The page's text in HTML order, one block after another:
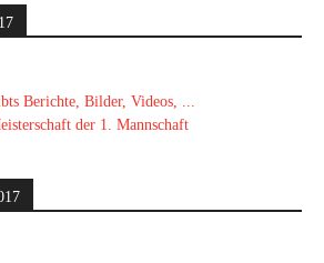
Berichte, Bilder, Videos, ...
der 1. Mannschaft